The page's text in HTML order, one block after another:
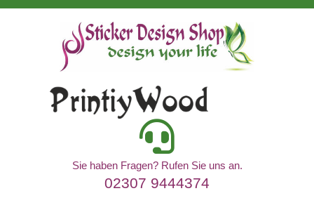
Sie haben Fragen? Rufen Sie uns an.
02307 9444374